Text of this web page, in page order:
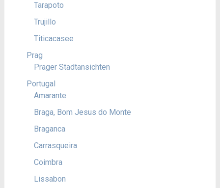
Tarapoto
Trujillo
Titicacasee
Prag
Prager Stadtansichten
Portugal
Amarante
Braga, Bom Jesus do Monte
Braganca
Carrasqueira
Coimbra
Lissabon